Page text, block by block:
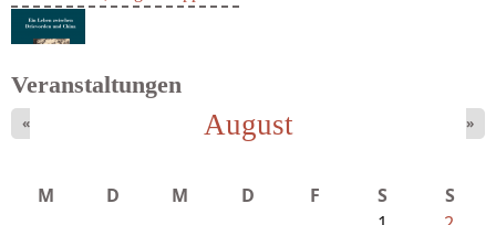
Schaffelhofer, Jörg - knapp am...
Veranstaltungen
August
« »
M D M D F S
S